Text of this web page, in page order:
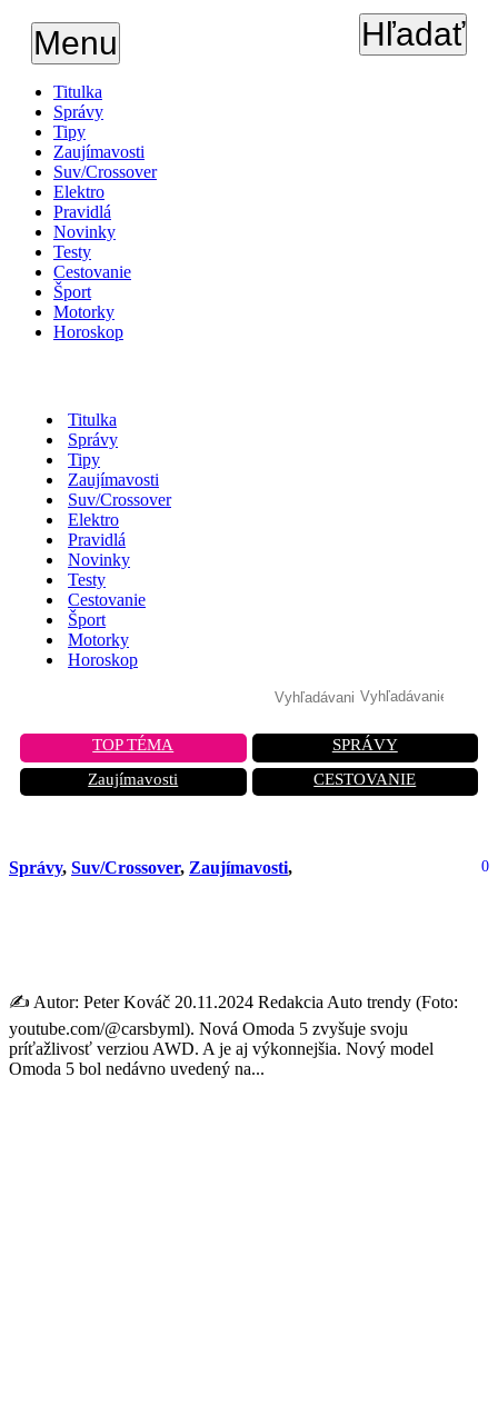
Menu Hľadať
Titulka
Správy
Tipy
Zaujímavosti
Suv/Crossover
Elektro
Pravidlá
Novinky
Testy
Cestovanie
Šport
Motorky
Horoskop
Titulka
Správy
Tipy
Zaujímavosti
Suv/Crossover
Elektro
Pravidlá
Novinky
Testy
Cestovanie
Šport
Motorky
Horoskop
TOP TÉMA
SPRÁVY
Zaujímavosti
CESTOVANIE
Správy, Suv/Crossover, Zaujímavosti, 0
✍️ Autor: Peter Kováč 20.11.2024 Redakcia Auto trendy (Foto:
youtube.com/@carsbyml). Nová Omoda 5 zvyšuje svoju
príťažlivosť verziou AWD. A je aj výkonnejšia. Nový model
Omoda 5 bol nedávno uvedený na...